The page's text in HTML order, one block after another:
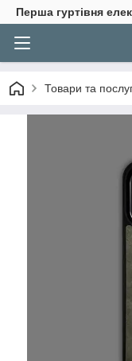
Перша гуртівня
Товари та